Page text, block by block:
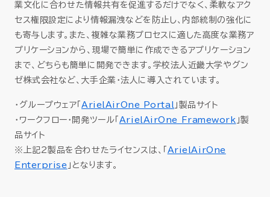
業文化に合わせた情報共有を促進するだけでなく、柔軟なアク
セス権限設定により情報漏洩などを防止し、内部統制の強化に
も寄与します。また、複雑な業務プロセスに適した高度な業務ア
プリケーションから、現場で簡単に作成できるアプリケーション
まで、どちらも簡単に開発できます。学校法人近畿大学やグン
ゼ株式会社など、大手企業・法人に導入されています。
・グループウェア「ArielAirOne Portal
」製品サイト
・ワークフロー・開発ツール「 ArielAirOne Framework 」製
品サイト
※上記2製品を合わせたライセンスは、「 ArielAirOne
Enterprise 」となります。